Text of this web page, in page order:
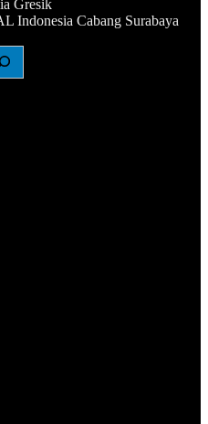
Gresik
Indonesia Cabang Surabaya